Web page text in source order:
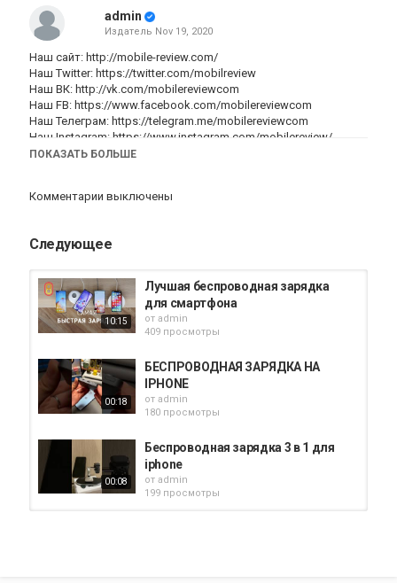
admin
Издатель Nov 19, 2020
Наш сайт: http://mobile-review.com/
Наш Twitter: https://twitter.com/mobilreview
Наш ВК: http://vk.com/mobilereviewcom
Наш FB: https://www.facebook.com/mobilereviewcom
Наш Телеграм: https://telegram.me/mobilereviewcom
Наш Instagram: https://www.instagram.com/mobilereview/
iPhone 11 PRO обзор
ПОКАЗАТЬ БОЛЬШЕ
Комментарии выключены
Следующее
10:15
Лучшая беспроводная зарядка
для смартфона
от admin
409 просмотры
00:18
БЕСПРОВОДНАЯ ЗАРЯДКА НА
IPHONE
от admin
180 просмотры
00:08
Беспроводная зарядка 3 в 1 для
iphone
от admin
199 просмотры